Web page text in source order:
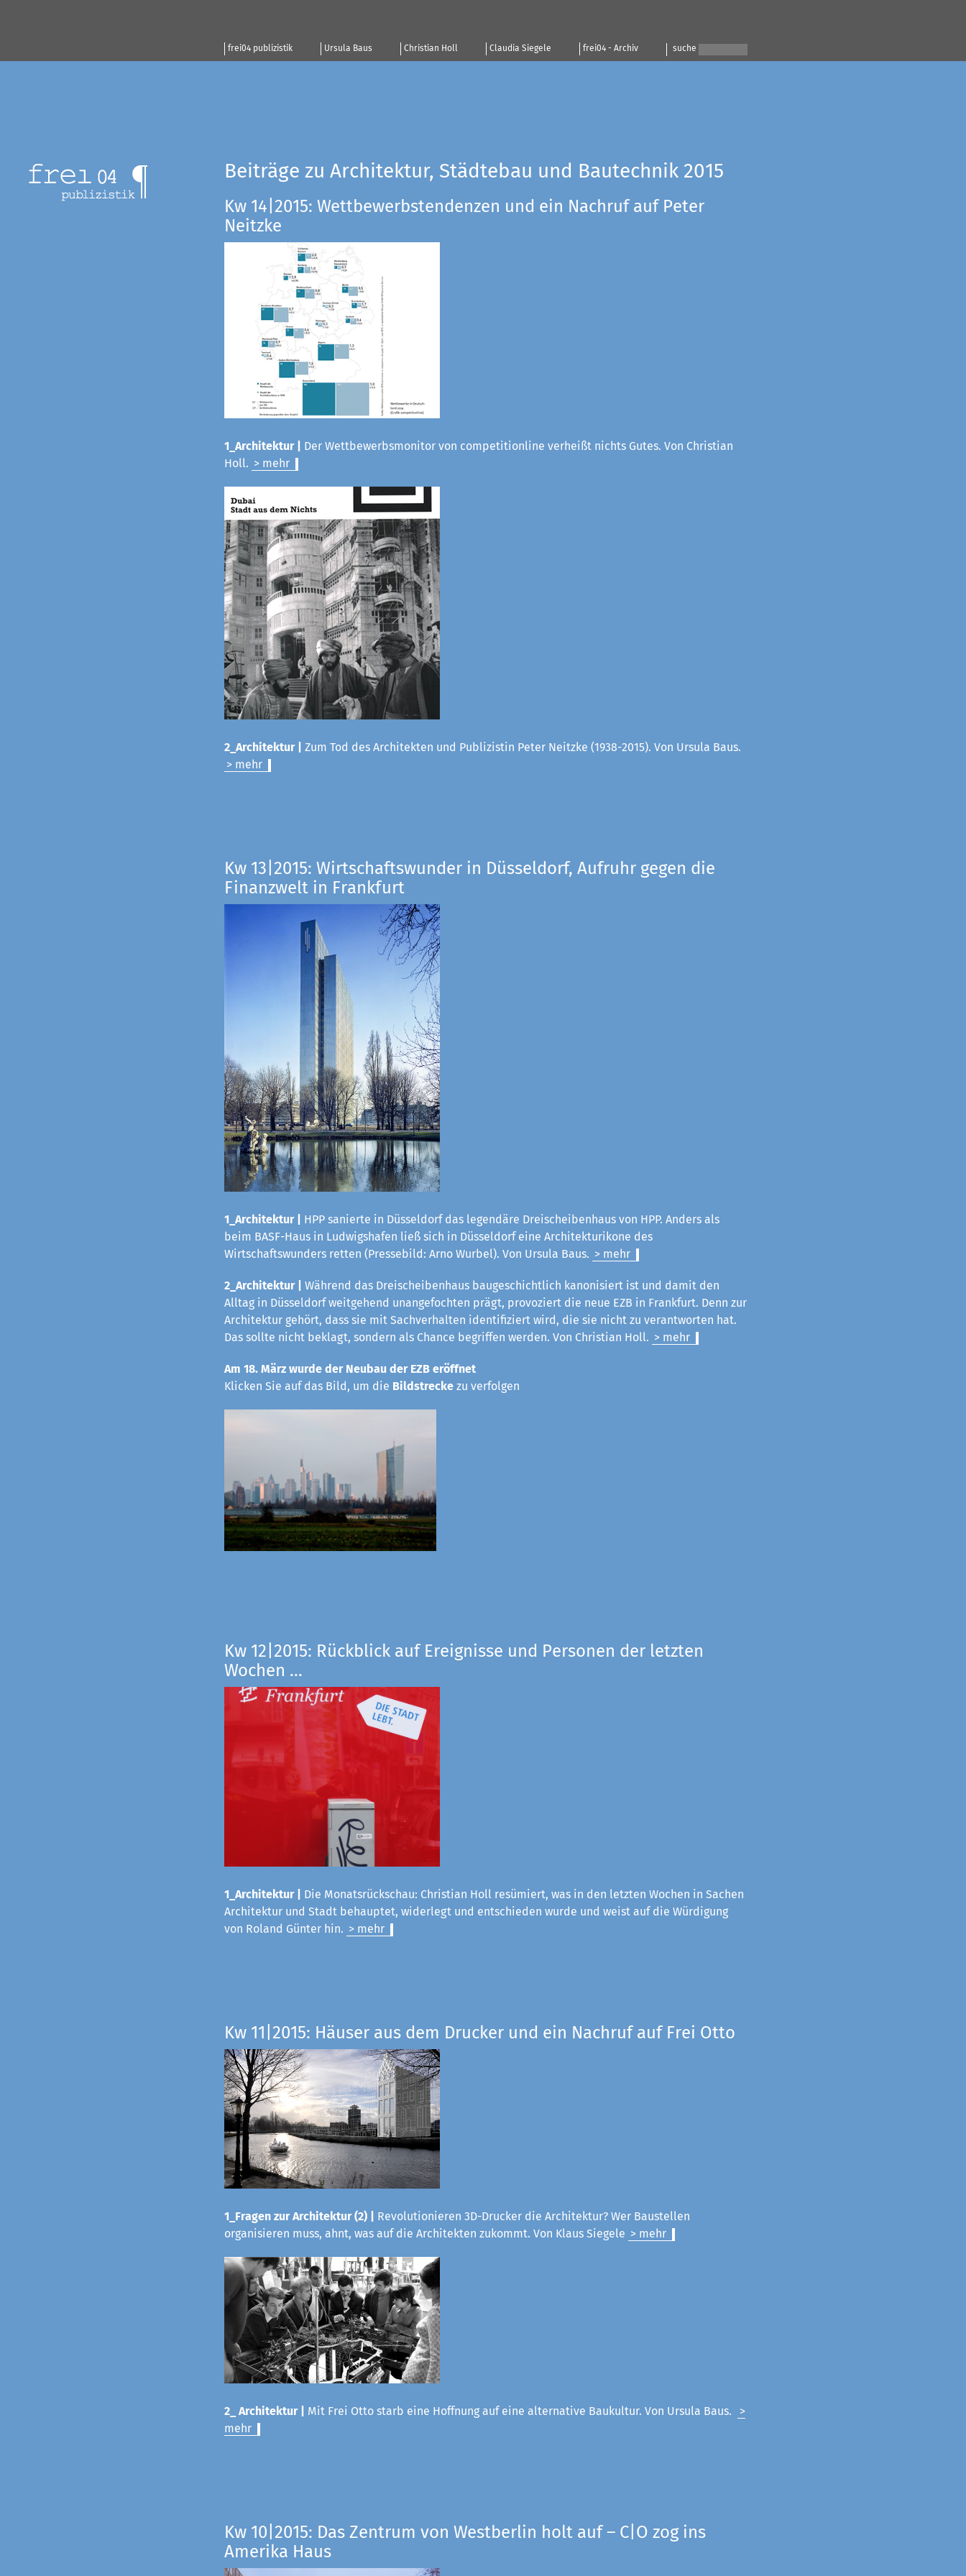
frei04 publizistik Ursula Baus Christian Holl Claudia Siegele frei04 - Archiv suche
Beiträge zu Architektur, Städtebau und Bautechnik 2015
Kw 14|2015: Wettbewerbstendenzen und ein Nachruf auf Peter
Neitzke
1_Architektur |
Der Wettbewerbsmonitor von competitionline verheißt nichts Gutes. Von Christian
Holl. > mehr
2_Architektur |
Zum Tod des Architekten und Publizistin Peter Neitzke (1938-2015). Von Ursula Baus.
> mehr
Kw 13|2015: Wirtschaftswunder in Düsseldorf, Aufruhr gegen die
Finanzwelt in Frankfurt
1_Architektur |
HPP sanierte in Düsseldorf das legendäre Dreischeibenhaus von HPP. Anders als
beim BASF-Haus in Ludwigshafen ließ sich in Düsseldorf eine Architekturikone des
Wirtschaftswunders retten (Pressebild: Arno Wurbel). Von Ursula Baus. > mehr
2_Architektur |
Während das Dreischeibenhaus baugeschichtlich kanonisiert ist und damit den
Alltag in Düsseldorf weitgehend unangefochten prägt, provoziert die neue EZB in Frankfurt. Denn zur
Architektur gehört, dass sie mit Sachverhalten identifiziert wird, die sie nicht zu verantworten hat.
Das sollte nicht beklagt, sondern als Chance begriffen werden. Von Christian Holl. > mehr
Am 18. März wurde der Neubau der EZB eröffnet
Klicken Sie auf das Bild, um die Bildstrecke zu verfolgen
Kw 12|2015: Rückblick auf Ereignisse und Personen der letzten
Wochen ...
1_Architektur|
Die Monatsrückschau: Christian Holl resümiert, was in den letzten Wochen in Sachen
Architektur und Stadt behauptet, widerlegt und entschieden wurde und weist auf die Würdigung
von Roland Günter hin. > mehr
Kw 11|2015: Häuser aus dem Drucker und ein Nachruf auf Frei Otto
1_Fragen zur Architektur (2) |
Revolutionieren 3D-Drucker die Architektur? Wer Baustellen
organisieren muss, ahnt, was auf die Architekten zukommt. Von Klaus Siegele > mehr
2_ Architektur | Mit Frei Otto starb eine Hoffnung auf eine alternative Baukultur. Von Ursula Baus.
>
mehr
Kw 10|2015: Das Zentrum von Westberlin holt auf – C|O zog ins
Amerika Haus